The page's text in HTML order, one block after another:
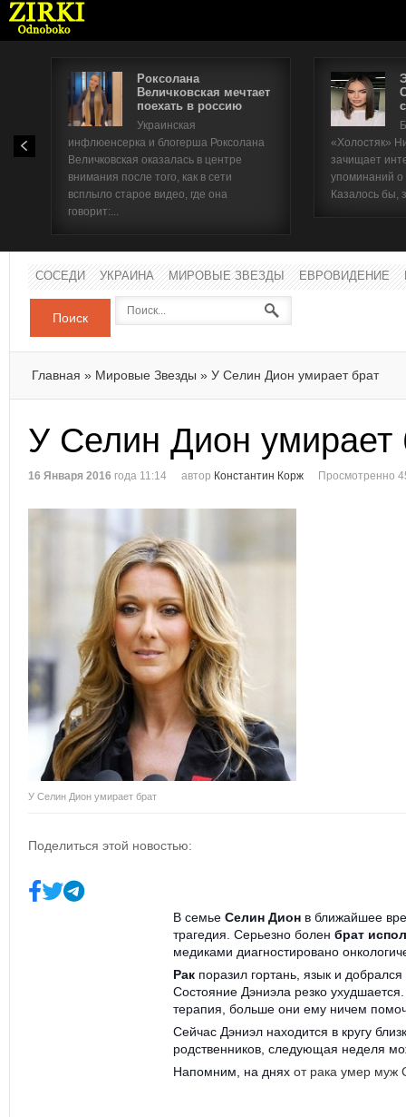
Роксолана
Величковская мечтает
поехать в россию
Украинская
инфлюенсерка и блогерша Роксолана
Величковская оказалась в центре
внимания после того, как в сети
всплыло старое видео, где она
говорит:...
«Холостяк»
зачищает
упоминаний
Казалось бы,
СОСЕДИ УКРАИНА МИРОВЫЕ ЗВЕЗДЫ ЕВРОВИДЕНИЕ
Поиск
Главная » Мировые Звезды » У Селин Дион умирает брат
У Селин Дион умирает
16 Января 2016 года 11:14 автор Константин Корж Просмотренно
У Селин Дион умирает брат
Поделиться этой новостью:
В семье Селин Дион в ближайшее
трагедия. Серьезно болен брат
медиками диагностировано
Рак поразил гортань, язык и
Состояние Дэниэла резко
терапия, больше они ему ничем
Сейчас Дэниэл находится в кругу
родственников, следующая неделя
Напомним, на днях от рака умер муж
Имя